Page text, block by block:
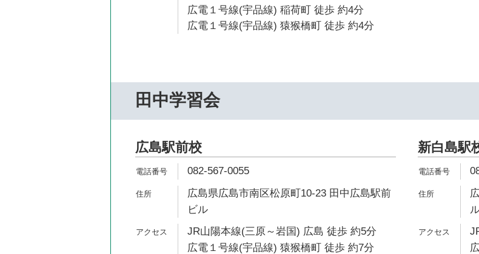
広電１号線(宇品線) 稲荷町 徒歩 約4分
広電１号線(宇品線) 猿猴橋町 徒歩 約4分
田中学習会
広島駅前校
082-567-0055
広島県広島市南区松原町10-23 田中広島駅前
ビル
JR山陽本線(三原～岩国) 広島 徒歩 約5分
広電１号線(宇品線) 猿猴橋町 徒歩 約7分
新白島駅